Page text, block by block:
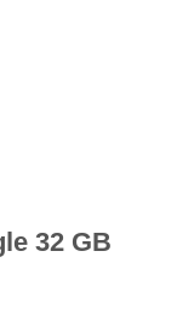
32 GB